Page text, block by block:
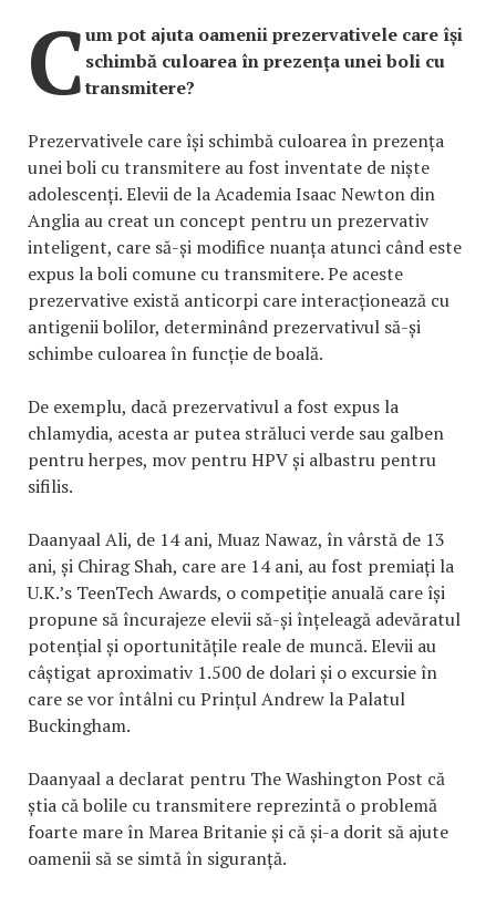
Cum pot ajuta oamenii prezervativele care își
schimbă culoarea în prezența unei boli cu
transmitere?
Prezervativele care își schimbă culoarea în prezența
unei boli cu transmitere au fost inventate de niște
adolescenți. Elevii de la Academia Isaac Newton din
Anglia au creat un concept pentru un prezervativ
inteligent, care să-și modifice nuanța atunci când este
expus la boli comune cu transmitere. Pe aceste
prezervative există anticorpi care interacționează cu
antigenii bolilor, determinând prezervativul să-și
schimbe culoarea în funcție de boală.
De exemplu, dacă prezervativul a fost expus la
chlamydia, acesta ar putea străluci verde sau galben
pentru herpes, mov pentru HPV și albastru pentru
sifilis.
Daanyaal Ali, de 14 ani, Muaz Nawaz, în vârstă de 13
ani, și Chirag Shah, care are 14 ani, au fost premiați la
U.K.’s TeenTech Awards, o competiție anuală care își
propune să încurajeze elevii să-și înțeleagă adevăratul
potențial și oportunitățile reale de muncă. Elevii au
câștigat aproximativ 1.500 de dolari și o excursie în
care se vor întâlni cu Prințul Andrew la Palatul
Buckingham.
Daanyaal a declarat pentru The Washington Post că
știa că bolile cu transmitere reprezintă o problemă
foarte mare în Marea Britanie și că și-a dorit să ajute
oamenii să se simtă în siguranță.